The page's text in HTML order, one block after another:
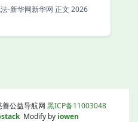
新华网 正文 2026
公益导航网 黑ICP备11003048
Modify by iowen